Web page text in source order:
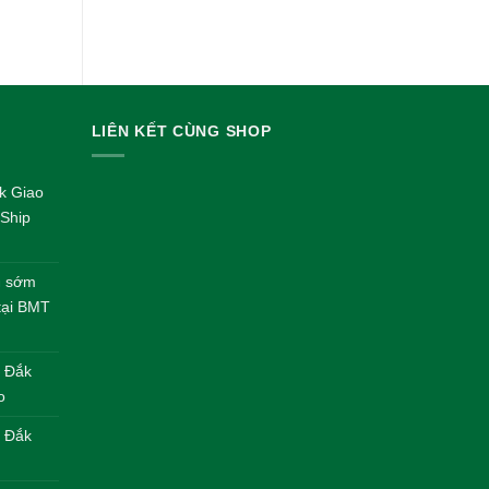
Giao
sớm
BMT
Đắk
Đắk
LIÊN KẾT CÙNG SHOP